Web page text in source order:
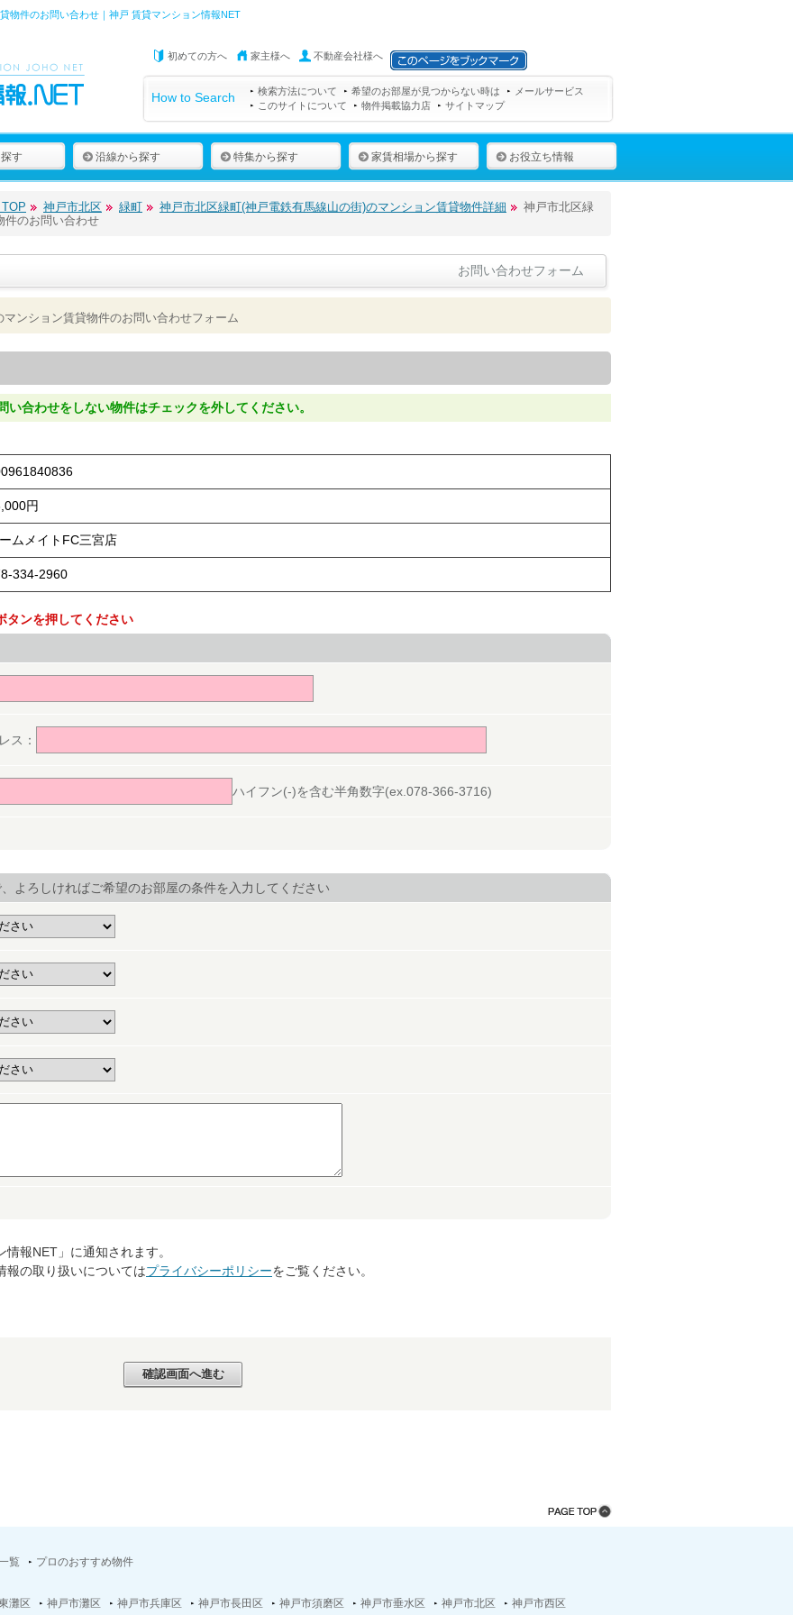
物件のお問い合わせ｜神戸 賃貸マンション情報NET
初めての方へ 家主様へ 不動産会社様へ
How to Search 検索方法について 希望のお部屋が見つからない時は
メールサービス
このサイトについて
物件掲載協力店 サイトマップ
す 沿線から探す 特集から探す 家賃相場から探す お役立ち情報
神戸市北区 緑町 神戸市北区緑町(神戸電鉄有馬線山の街)のマンション賃貸物件詳細
神戸市北区緑
件のお問い合わせ
お問い合わせフォーム
ンション賃貸物件のお問い合わせフォーム
合わせをしない物件はチェックを外してください。
円
ムメイトFC三宮店
334-2960
タンを押してください
ス：
ハイフン(-)を含む半角数字(ex.078-366-3716)
よろしければご希望のお部屋の条件を入力してください
報NET」に通知されます。
報の取り扱いについてはプライバシーポリシーをご覧ください。
覧
プロのおすすめ物件
灘区 神戸市灘区 神戸市兵庫区 神戸市長田区 神戸市須磨区 神戸市垂水区 神戸市北区 神戸市西区